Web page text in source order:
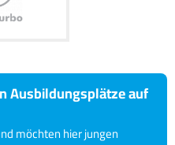
Ausbildungsplätze auf
möchten hier jungen